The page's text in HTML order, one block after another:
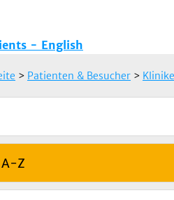
- English
> Patienten & Besucher >
A-Z